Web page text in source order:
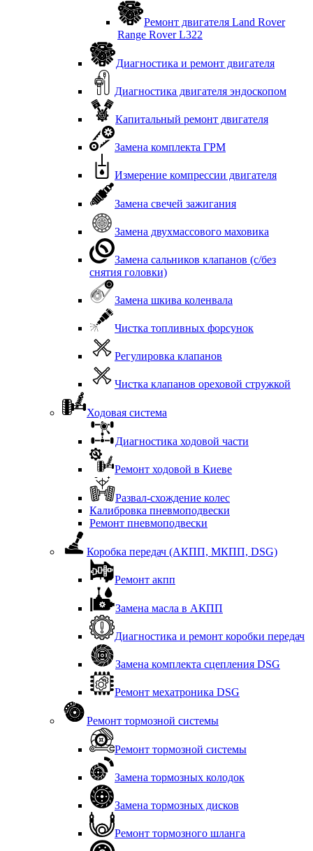
Ремонт двигателя Land Rover
Range Rover L322
Диагностика и ремонт двигателя
Диагностика двигателя эндоскопом
Капитальный ремонт двигателя
Замена комплекта ГРМ
Измерение компрессии двигателя
Замена свечей зажигания
Замена двухмассового маховика
Замена сальников клапанов (с/без
снятия головки)
Замена шкива коленвала
Чистка топливных форсунок
Регулировка клапанов
Чистка клапанов ореховой стружкой
Ходовая система
Диагностика ходовой части
Ремонт ходовой в Киеве
Развал-схождение колес
Калибровка пневмоподвески
Ремонт пневмоподвески
Коробка передач (АКПП, МКПП, DSG)
Ремонт акпп
Замена масла в АКПП
Диагностика и ремонт коробки передач
Замена комплекта сцепления DSG
Ремонт мехатроника DSG
Ремонт тормозной системы
Ремонт тормозной системы
Замена тормозных колодок
Замена тормозных дисков
Ремонт тормозного шланга